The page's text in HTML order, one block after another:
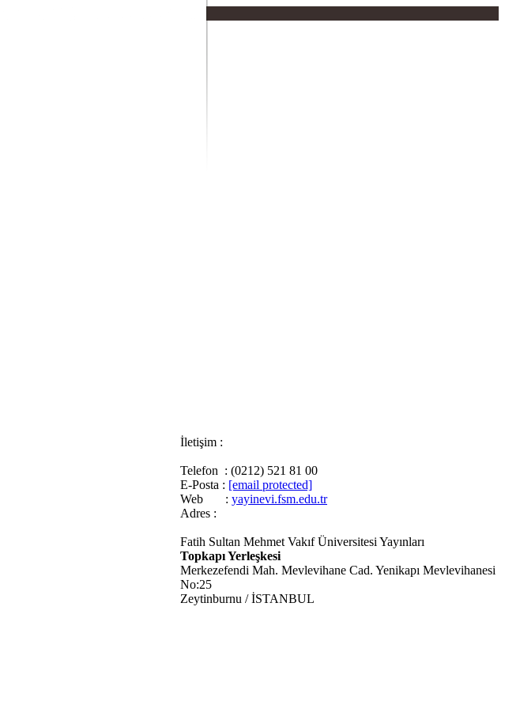
İletişim :
Telefon : (0212) 521 81 00
E-Posta : [email protected]
Web : yayinevi.fsm.edu.tr
Adres :
Fatih Sultan Mehmet Vakıf Üniversitesi Yayınları
Topkapı Yerleşkesi
Merkezefendi Mah. Mevlevihane Cad. Yenikapı Mevlevihanesi
No:25
Zeytinburnu / İSTANBUL